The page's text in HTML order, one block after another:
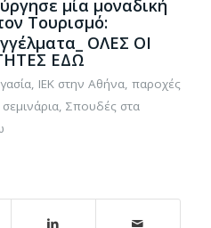
μία μοναδική
Τουρισμό:
ΟΛΕΣ ΟΙ
ΕΔΩ
, ΙΕΚ στην Αθήνα, παροχές
σεμινάρια, Σπουδές στα